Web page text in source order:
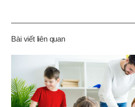
기
Bài viết liên quan